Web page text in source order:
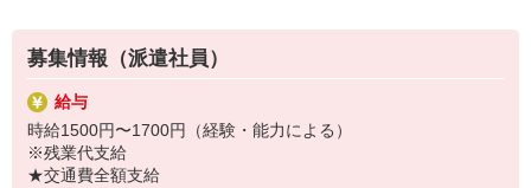
事務、経理、データ入力、コールセンター、受付
▼工場・製造・軽作業系
機械/食品製造・梱包・仕分け・加工・組立・検査
▼美容系
眉毛サロンのアイブロウ・ネイリスト・エステ
▼営業・販売
法人営業・アパレル販売・個別指導塾・人材紹介
満足度◎
■携帯やインターネット販売業務
docomo(ドコモ)/au(エーユー)・KDDI/softbank(ソフトバンク)など
の大手キャリアから
ワイモバイル(Y!mobille)、楽天モバイル、UQなど格安スマホまで幅
広く紹介可能♪
募集情報（派遣社員）
給与
時給1500円〜1700円（経験・能力による）
※残業代支給
★交通費全額支給